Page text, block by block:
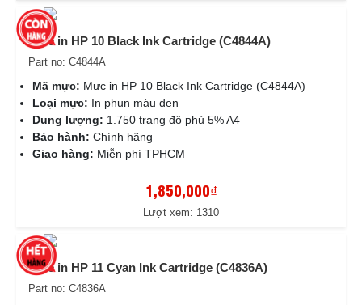
Mực in HP 10 Black Ink Cartridge (C4844A)
Part no: C4844A
Mã mực: Mực in HP 10 Black Ink Cartridge (C4844A)
Loại mực: In phun màu đen
Dung lượng: 1.750 trang độ phủ 5% A4
Bảo hành: Chính hãng
Giao hàng: Miễn phí TPHCM
1,850,000₫
Lượt xem: 1310
Mực in HP 11 Cyan Ink Cartridge (C4836A)
Part no: C4836A